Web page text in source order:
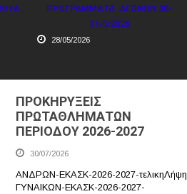
ΤΟ ΠΡΟΓΡΑΜΜΑ ΤΩΝ ΑΓΩΝΩΝ
ΣΤΑ ΠΡΩΤΑΘΛΗΜΑΤΑ U15
22/05/2026
ΠΡΟΚΗΡΥΞΕΙΣ
ΠΡΩΤΑΘΛΗΜΑΤΩΝ
ΠΕΡΙΟΔΟΥ 2026-2027
30/07/2026
ΑΝΔΡΩΝ-ΕΚΑΣΚ-2026-2027-τελικηΛήψη
ΓΥΝΑΙΚΩΝ-ΕΚΑΣΚ-2026-2027-